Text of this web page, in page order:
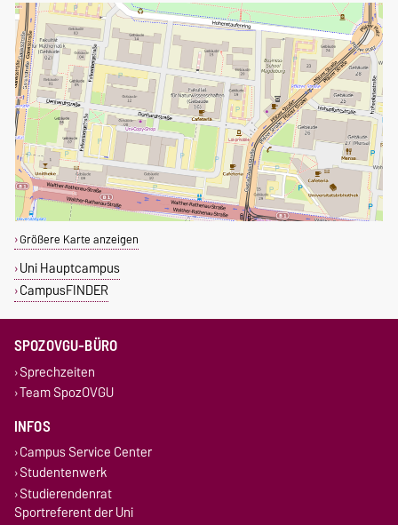
Größere Karte anzeigen
Uni Hauptcampus
CampusFINDER
SPOZOVGU-BÜRO
Sprechzeiten
Team SpozOVGU
INFOS
Campus Service Center
Studentenwerk
Studierendenrat
Sportreferent der Uni